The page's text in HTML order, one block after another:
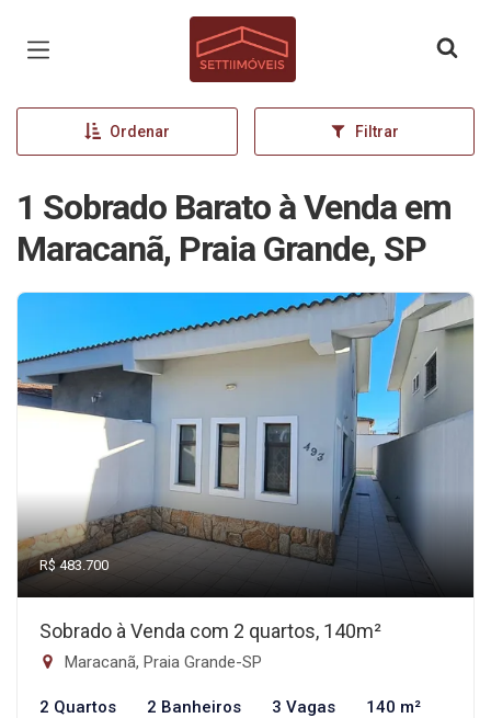
Página inicial
Ordenar Filtrar
1 Sobrado Barato à Venda em
Maracanã, Praia Grande, SP
R$ 483.700
Sobrado à Venda com 2 quartos, 140m²
Maracanã, Praia Grande-SP
2 Quartos 2 Banheiros 3 Vagas 140 m²